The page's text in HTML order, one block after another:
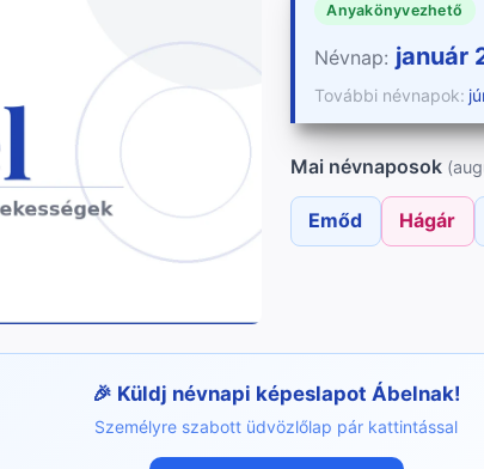
Anyakönyvezhető
Névnap: január
További névnapok:
Mai névnaposok
Emőd Hágár
Küldj névnapi képeslapot Ábelnak!
Személyre szabott üdvözlőlap pár kattintással